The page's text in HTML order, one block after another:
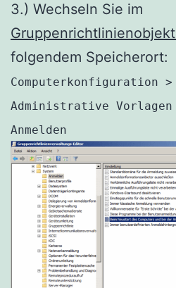
3.) Wechseln Sie im
folgendem Speicherort:
Computerkonfiguration
Administrative Vorlagen
Anmelden